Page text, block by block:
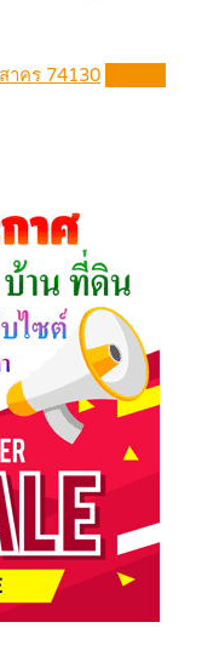
าคร 74130